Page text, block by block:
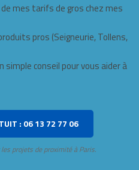
mes tarifs de gros chez mes
pros (Seigneurie, Tollens,
simple conseil pour vous aider à
: 06 13 72 77 06
projets de proximité à Paris.